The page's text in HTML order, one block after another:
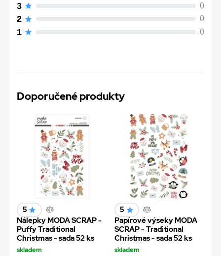
3 0
2 0
1 0
Doporučené produkty
5
Nálepky MODA SCRAP -
Puffy Traditional
Christmas - sada 52 ks
skladem
5
Papírové výseky MODA
SCRAP - Traditional
Christmas - sada 52 ks
skladem